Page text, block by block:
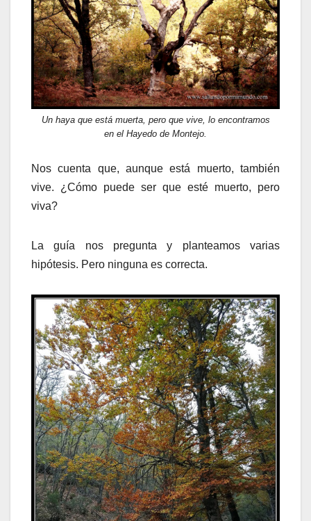
Un haya que está muerta, pero que vive, lo encontramos
en el Hayedo de Montejo.
Nos cuenta que, aunque está muerto, también
vive. ¿Cómo puede ser que esté muerto, pero
viva?
La guía nos pregunta y planteamos varias
hipótesis. Pero ninguna es correcta.